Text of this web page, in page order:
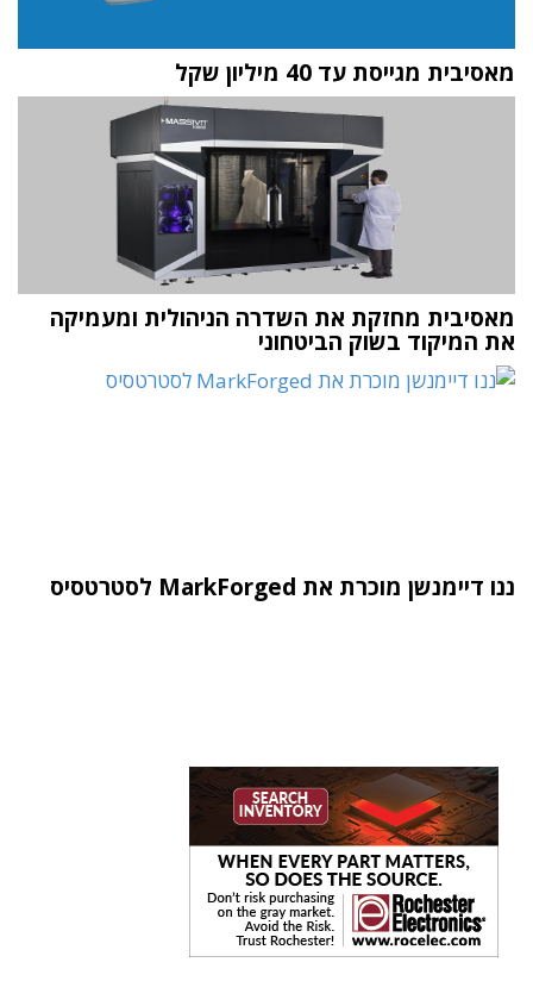
מאסיבית מגייסת עד 40 מיליון שקל
מאסיבית מחזקת את השדרה הניהולית ומעמיקה
את המיקוד בשוק הביטחוני
ננו דיימנשן מוכרת את MarkForged לסטרטסיס